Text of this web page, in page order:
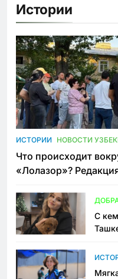
Истории
ИСТОРИИ НОВОСТИ
Что происходит
«Лолазор»?
С кем